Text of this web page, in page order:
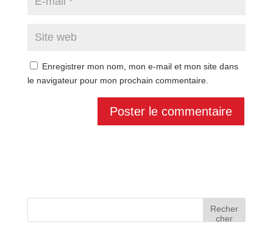
Enregistrer mon nom, mon e-mail et mon site dans
le navigateur pour mon prochain commentaire.
Recher
cher